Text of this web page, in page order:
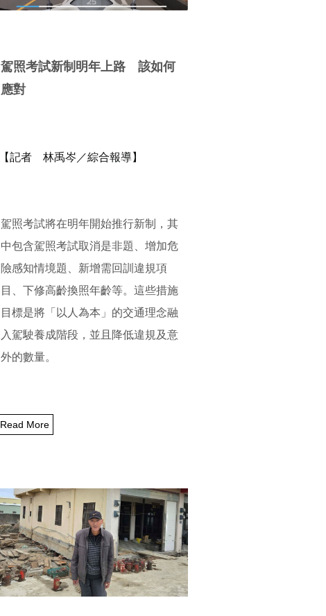
駕照考試新制明年上路 該如何
應對
【記者 林禹岑／綜合報導】
駕照考試將在明年開始推行新制，其
中包含駕照考試取消是非題、 增加危
險感知情境題、新增需回訓違規項
目、下修高齡換照年齡等。 這些措施
目標是將「以人為本」的交通理念融
入駕駛養成階段， 並且降低違規及意
外的數量。
Read More